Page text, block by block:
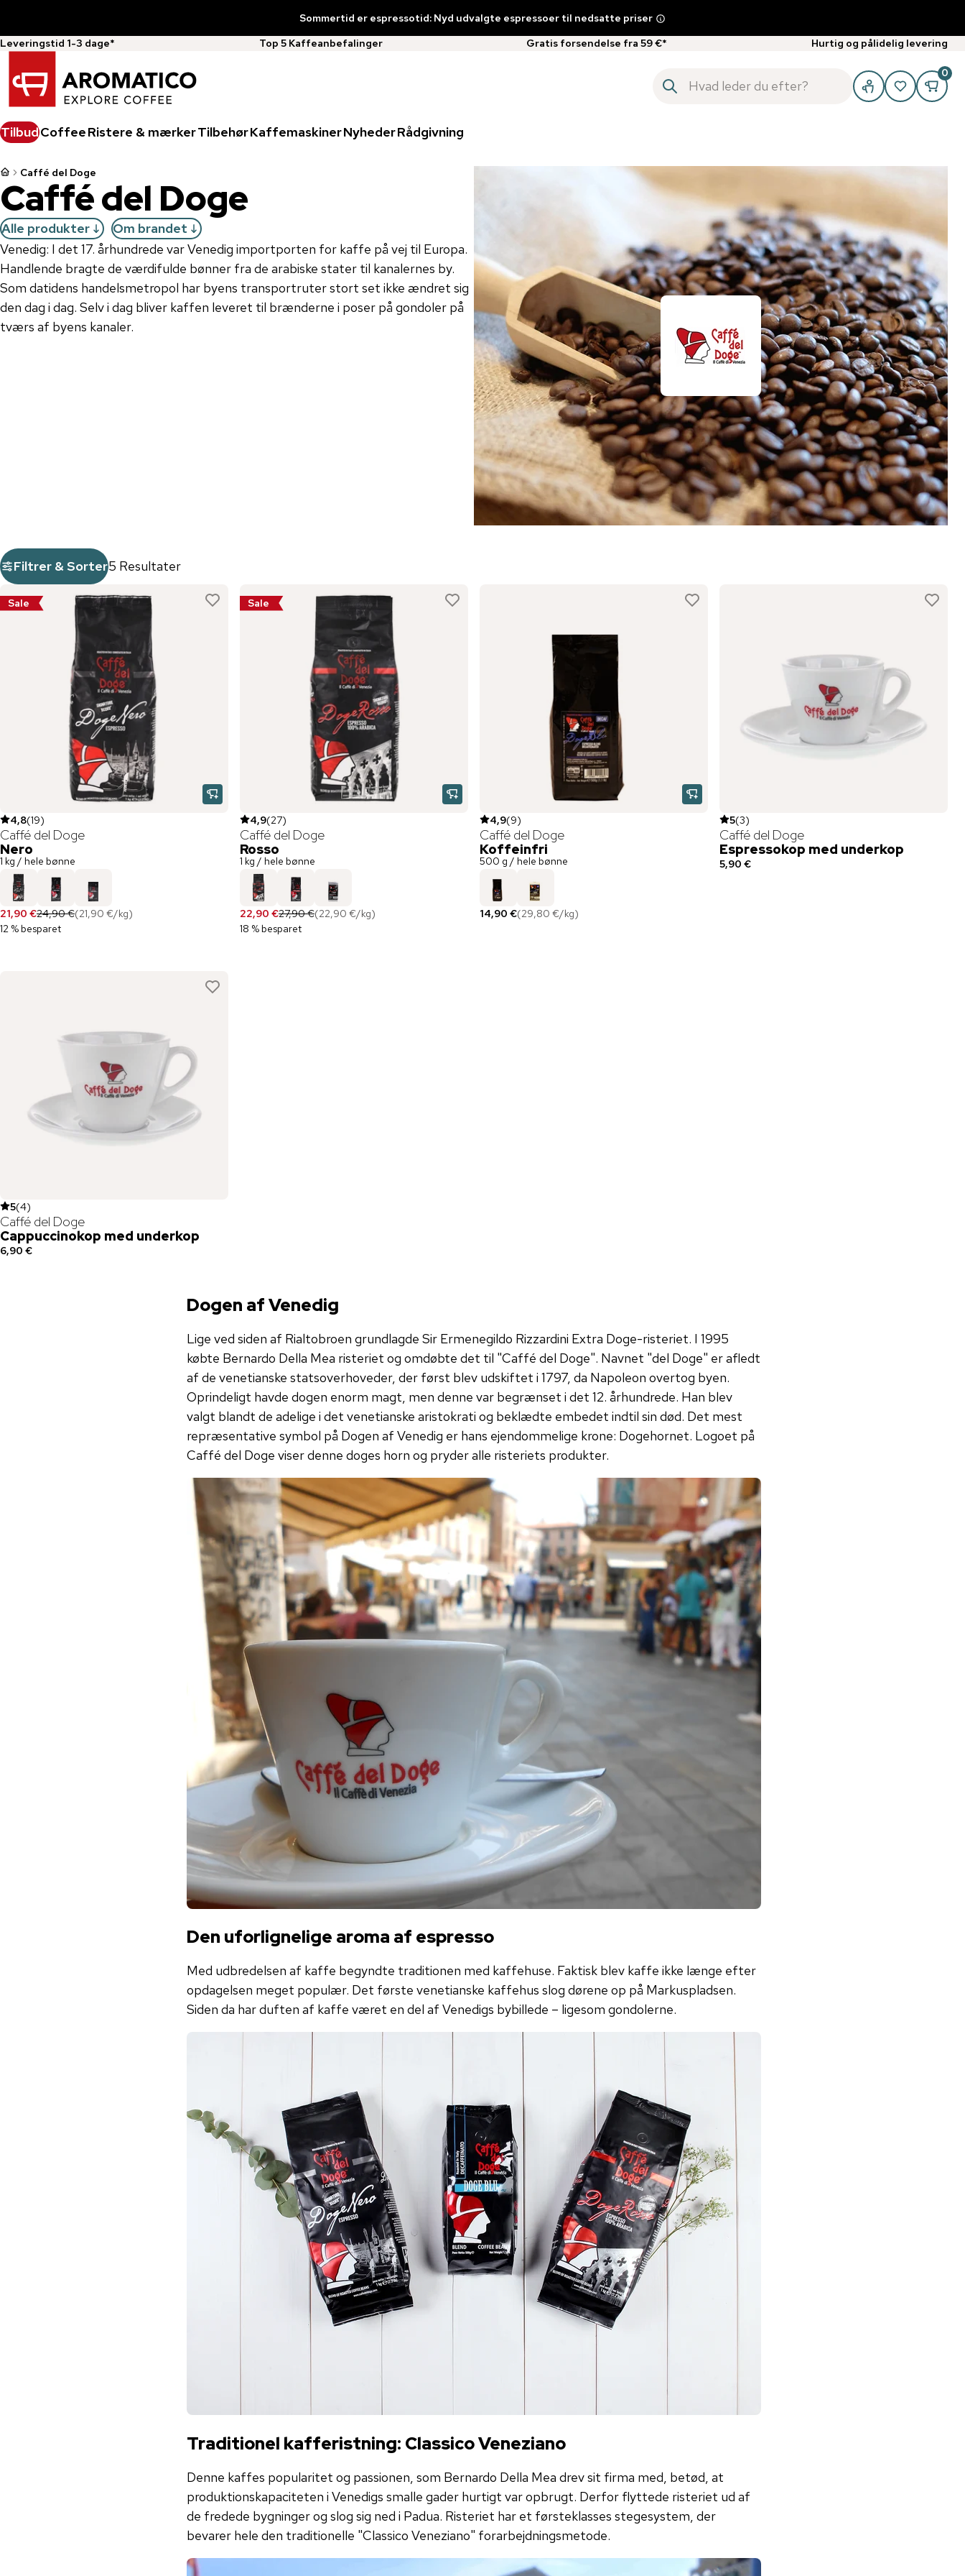
Sommertid er espressotid: Nyd udvalgte espressoer til nedsatte priser
Leveringstid 1-3 dage*
Top 5 Kaffeanbefalinger Gratis forsendelse fra 59 €* Hurtig og pålidelig levering
0
TilbudCoffeeRistere & mærkerTilbehørKaffemaskinerNyhederRådgivning
Caffé del Doge
Caffé del Doge
Alle produkter
Om brandet
Venedig: I det 17. århundrede var Venedig importporten for kaffe på vej til Europa.
Handlende bragte de værdifulde bønner fra de arabiske stater til kanalernes by.
Som datidens handelsmetropol har byens transportruter stort set ikke ændret sig
den dag i dag. Selv i dag bliver kaffen leveret til brænderne i poser på gondoler på
tværs af byens kanaler.
Filtrer & Sorter5 Resultater
Sale
4,8(19)
Caffé del Doge
Nero
1 kg / hele bønne
21,90 €24,90 €(21,90 €/kg)
12 % besparet
Sale
4,9(27)
Caffé del Doge
Rosso
1 kg / hele bønne
22,90 €27,90 €(22,90 €/kg)
18 % besparet
4,9(9)
Caffé del Doge
Koffeinfri
500 g / hele bønne
14,90 €(29,80 €/kg)
5(3)
Caffé del Doge
Espressokop med underkop
5,90 €
5(4)
Caffé del Doge
Cappuccinokop med underkop
6,90 €
Dogen af Venedig
Lige ved siden af Rialtobroen grundlagde Sir Ermenegildo Rizzardini Extra Doge-risteriet. I 1995
købte Bernardo Della Mea risteriet og omdøbte det til "Caffé del Doge". Navnet "del Doge" er afledt
af de venetianske statsoverhoveder, der først blev udskiftet i 1797, da Napoleon overtog byen.
Oprindeligt havde dogen enorm magt, men denne var begrænset i det 12. århundrede. Han blev
valgt blandt de adelige i det venetianske aristokrati og beklædte embedet indtil sin død. Det mest
repræsentative symbol på Dogen af Venedig er hans ejendommelige krone: Dogehornet. Logoet på
Caffé del Doge viser denne doges horn og pryder alle risteriets produkter.
Den uforlignelige aroma af espresso
Med udbredelsen af kaffe begyndte traditionen med kaffehuse. Faktisk blev kaffe ikke længe efter
opdagelsen meget populær. Det første venetianske kaffehus slog dørene op på Markuspladsen.
Siden da har duften af kaffe været en del af Venedigs bybillede – ligesom gondolerne.
Traditionel kafferistning: Classico Veneziano
Denne kaffes popularitet og passionen, som Bernardo Della Mea drev sit firma med, betød, at
produktionskapaciteten i Venedigs smalle gader hurtigt var opbrugt. Derfor flyttede risteriet ud af
de fredede bygninger og slog sig ned i Padua. Risteriet har et førsteklasses stegesystem, der
bevarer hele den traditionelle "Classico Veneziano" forarbejdningsmetode.